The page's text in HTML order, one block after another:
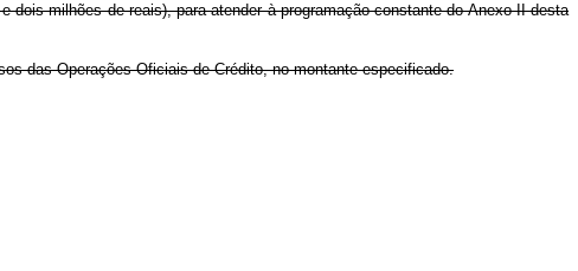
milhões de reais), para atender à programação constante do Anexo II desta
das Operações Oficiais de Crédito, no montante especificado.